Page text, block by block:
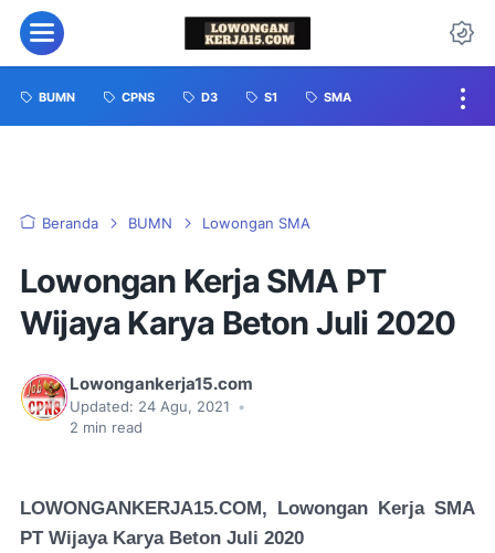
BUMN CPNS D3 S1 SMA
Beranda BUMN Lowongan SMA
Lowongan Kerja SMA PT
Wijaya Karya Beton Juli 2020
Lowongankerja15.com
Updated: 24 Agu, 2021
•
2 min read
LOWONGANKERJA15.COM, Lowongan Kerja SMA
PT Wijaya Karya Beton Juli 2020